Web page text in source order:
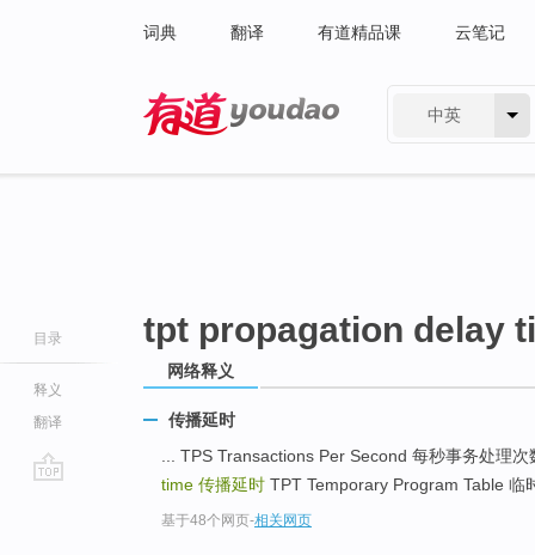
词典 翻译 有道精品课 云笔记
中英
目录
释义
翻译
tpt propagation delay
网络释义
传播延时
... TPS Transactions Per Second 每秒事务处理
time 传播延时 TPT Temporary Program Table 临
基于48个网页-相关网页